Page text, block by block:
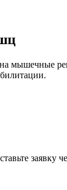
мышечные
заявку